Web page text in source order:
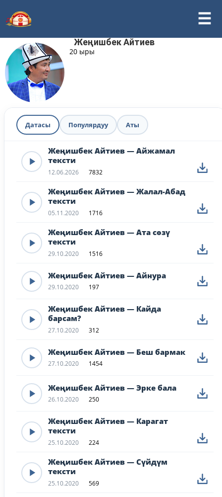
Жеңишбек Айтиев
20 ыры
Датасы Популярдуу Аты
Жеңишбек Айтиев — Айжамал
тексти
12.06.2026 7832
Жеңишбек Айтиев — Жалал-Абад
тексти
05.11.2020 1716
Жеңишбек Айтиев — Ата сөзү
тексти
29.10.2020 1516
Жеңишбек Айтиев — Айнура
29.10.2020 197
Жеңишбек Айтиев — Кайда
барсам?
27.10.2020 312
Жеңишбек Айтиев — Беш бармак
27.10.2020 1454
Жеңишбек Айтиев — Эрке бала
26.10.2020 250
Жеңишбек Айтиев — Карагат
тексти
25.10.2020 224
Жеңишбек Айтиев — Сүйдүм
тексти
25.10.2020 569